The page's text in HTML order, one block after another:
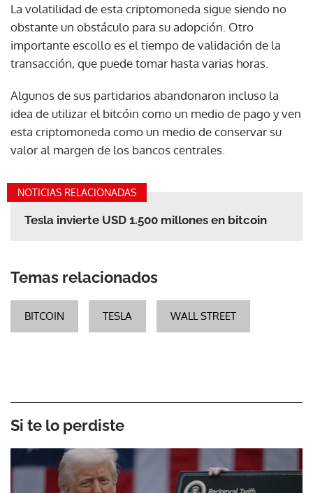
La volatilidad de esta criptomoneda sigue siendo no
obstante un obstáculo para su adopción. Otro
importante escollo es el tiempo de validación de la
transacción, que puede tomar hasta varias horas.
Algunos de sus partidarios abandonaron incluso la
idea de utilizar el bitcóin como un medio de pago y ven
esta criptomoneda como un medio de conservar su
valor al margen de los bancos centrales.
NOTICIAS RELACIONADAS
Tesla invierte USD 1.500 millones en bitcoin
Temas relacionados
BITCOIN TESLA WALL STREET
Si te lo perdiste